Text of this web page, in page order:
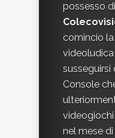
possesso
comincio la
Console
nel mese